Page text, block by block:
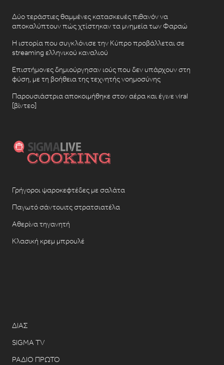
Δύο τεράστιες θαμμένες κατασκευές πιθανόν να
αποκαλύπτουν πώς χτίστηκαν τα μνημεία των Φαραώ
Η ιστορία που συγκλόνισε την Κύπρο προβάλλεται σε
streaming ελληνικού καναλιού
Επιστήμονες δημιούργησαν ιούς που δεν υπάρχουν στη
φύση, με τη βοήθεια της τεχνητής νοημοσύνης
Παρουσιάστρια αποκοιμήθηκε στον αέρα και έγινε viral
[βίντεο]
Γρήγοροι ψαροκεφτέδες με σαλάτα
Παγωτό σάντουιτς στρατσιατέλα
Αθερίνα τηγανητή
Κλασική κρεμ μπρουλέ
ΔΙΑΣ
SIGMA TV
ΡΑΔΙΟ ΠΡΩΤΟ